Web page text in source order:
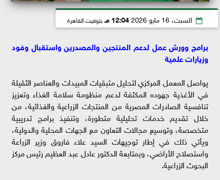
السبت، 16 مايو 2026 12:04 مـ بتوقيت القاهرة
برامج وورش عمل لدعم المنتجين والمصدرين واستقبال وفود
وزيارات علمية
يواصل المعمل المركزي لتحليل متبقيات المبيدات والعناصر الثقيلة
في الأغذية جهوده المكثفة لدعم منظومة سلامة الغذاء وتعزيز
تنافسية الصادرات المصرية من المنتجات الزراعية والغذائية، من
خلال تقديم خدمات تحليلية متطورة، وتنفيذ برامج تدريبية
متخصصة، وتوسيع مجالات التعاون مع الجهات المحلية والدولية،
ويأتي ذلك في إطار توجيهات السيد علاء فاروق وزير الزراعة
واستصلاح الأراضي، وبمتابعة الدكتور عادل عبد العظيم رئيس مركز
البحوث الزراعية.